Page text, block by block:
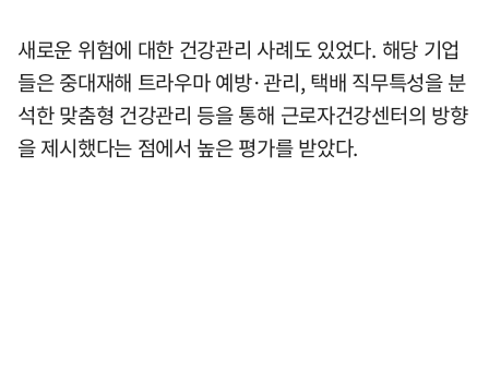
새로운 위험에 대한 건강관리 사례도 있었다. 해당 기업
들은 중대재해 트라우마 예방·관리, 택배 직무특성을 분
석한 맞춤형 건강관리 등을 통해 근로자건강센터의 방향
을 제시했다는 점에서 높은 평가를 받았다.